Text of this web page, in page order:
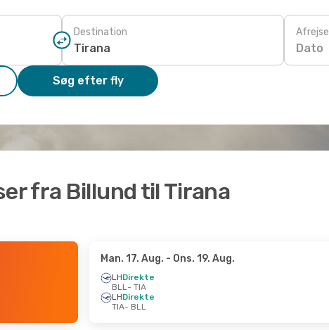
Destination Afrejse
Dato
Søg efter fly
fra Billund til Tirana
Man. 17. Aug. - Ons. 19. Aug.
LHDirekte
BLL- TIA
LHDirekte
TIA- BLL